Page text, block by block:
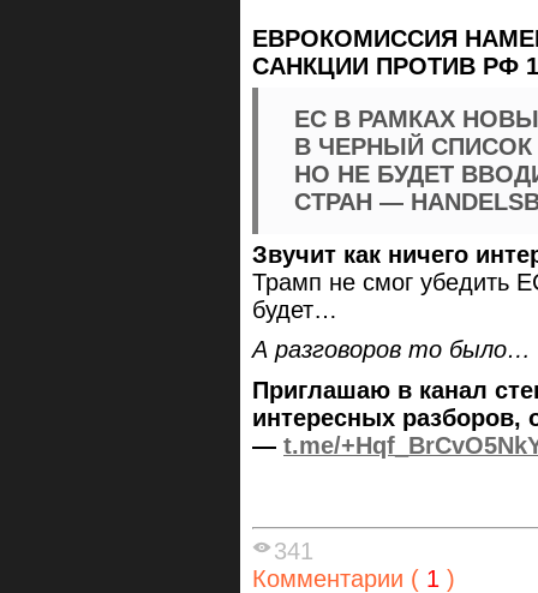
ЕВРОКОМИССИЯ
САНКЦИИ ПРОТИВ РФ
ЕС В РАМКАХ
В ЧЕРНЫЙ СПИСОК
НО НЕ БУДЕТ
СТРАН —
Звучит как ничего
Трамп не смог убедить
будет…
А разговоров то было…
Приглашаю в канал
интересных разборов,
— t.me/
341
Комментарии ( 1 )